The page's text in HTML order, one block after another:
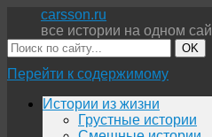
carsson.ru
все истории на одном
OK
Перейти к содержимому
Истории из жизни
Грустные истории